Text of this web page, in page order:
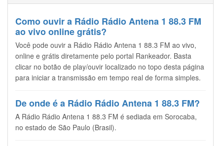
Como ouvir a Rádio Rádio Antena 1 88.3 FM
ao vivo online grátis?
Você pode ouvir a Rádio Rádio Antena 1 88.3 FM ao vivo,
online e grátis diretamente pelo portal Rankeador. Basta
clicar no botão de play/ouvir localizado no topo desta página
para iniciar a transmissão em tempo real de forma simples.
De onde é a Rádio Rádio Antena 1 88.3 FM?
A Rádio Rádio Antena 1 88.3 FM é sediada em Sorocaba,
no estado de São Paulo (Brasil).